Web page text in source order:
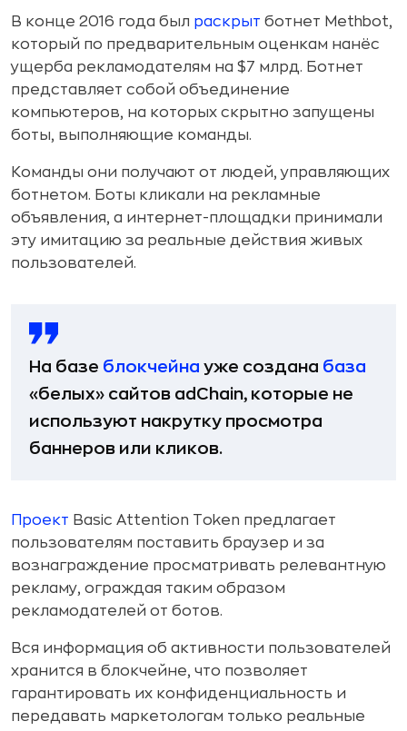
В конце 2016 года был раскрыт ботнет Methbot,
который по предварительным оценкам нанёс
ущерба рекламодателям на $7 млрд. Ботнет
представляет собой объединение
компьютеров, на которых скрытно запущены
боты, выполняющие команды.
Команды они получают от людей, управляющих
ботнетом. Боты кликали на рекламные
объявления, а интернет-площадки принимали
эту имитацию за реальные действия живых
пользователей.
На базе блокчейна уже создана база
«белых» сайтов adChain, которые не
используют накрутку просмотра
баннеров или кликов.
Проект Basic Attention Token предлагает
пользователям поставить браузер и за
вознаграждение просматривать релевантную
рекламу, ограждая таким образом
рекламодателей от ботов.
Вся информация об активности пользователей
хранится в блокчейне, что позволяет
гарантировать их конфиденциальность и
передавать маркетологам только реальные